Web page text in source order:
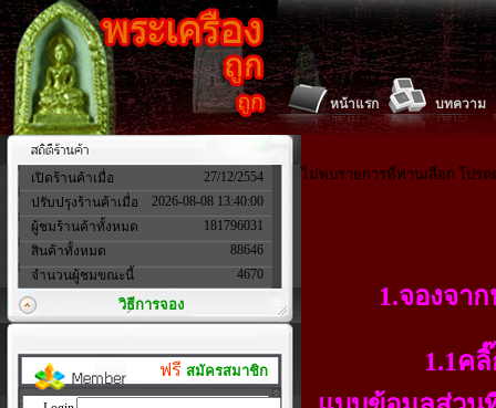
หน้าแรก บทความ
เปิดร้านค้าเมื่อ
27/12/2554
ปรับปรุงร้านค้าเมื่อ
2026-08-08 13:40:00
ผู้ชมร้านค้าทั้งหมด
181796031
สินค้าทั้งหมด
88646
จำนวนผู้ชมขณะนี้
4670
วิธีการจอง
ฟรี สมัครสมาชิก
ไม่พบรายการที่ท่านเลือก โปร
1.จองจา
1.1ค